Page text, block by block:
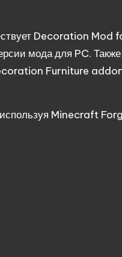
Decoration Mod
мода для PC.
Furniture
Minecraft